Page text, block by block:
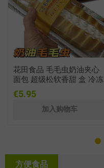
花田食品 毛毛虫奶油夹心
面包 超级松软香甜 盒 冷冻
保存
€5.95
方便食品